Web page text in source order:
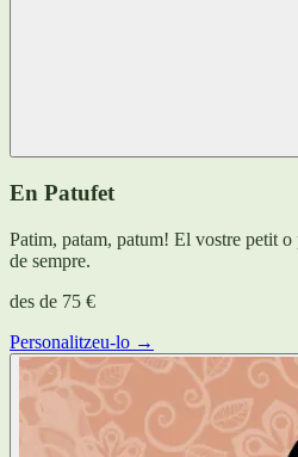
En Patufet
Patim, patam, patum! El vostre petit
de sempre.
des de 75 €
Personalitzeu-lo →